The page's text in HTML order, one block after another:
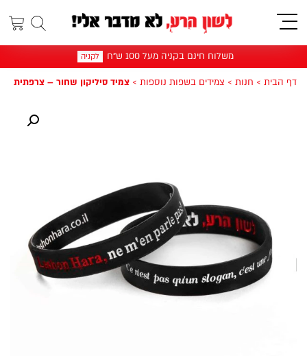
תפריט
משלוח חינם בקניה מעל 100 ש"ח לקניה
דף הבית > חנות > צמידים בשפות נוספות > צמיד סיליקון שחור – צרפתית